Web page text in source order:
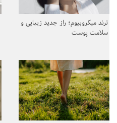
ترند میکروبیوم؛ راز جدید زیبایی و
سلامت پوست